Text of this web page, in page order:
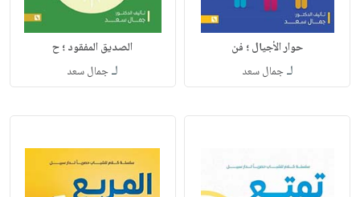
حوار الأجيال ؛ فن
لـجمال سعد
الصديق المفقود ؛ ح
لـجمال سعد